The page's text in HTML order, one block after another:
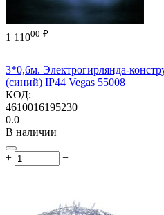
1 11000 ₽
3*0,6м. Электрогирлянда-
(синий) IP44 Vegas 55008
КОД:
4610016195230
0.0
В наличии
+ −